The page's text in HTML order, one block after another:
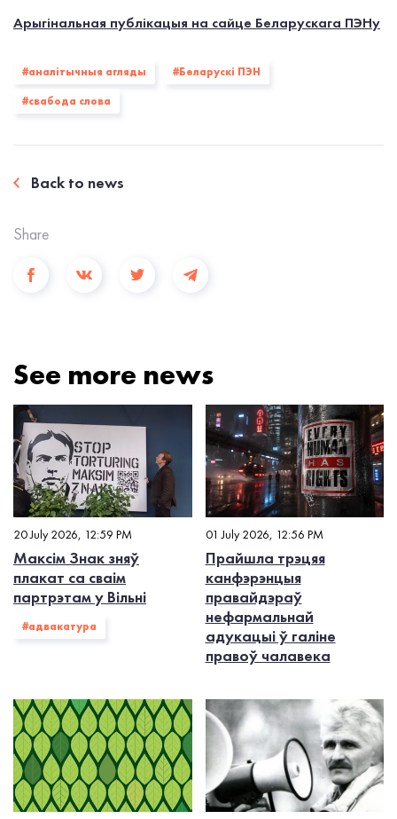
Арыгінальная публікацыя на сайце Беларускага ПЭНу
#аналітычныя агляды #Беларускі ПЭН
#свабода слова
Back to news
Share
See more news
20 July 2026, 12:59 PM
Максім Знак зняў
плакат са сваім
партрэтам у Вільні
#адвакатура
01 July 2026, 12:56 PM
Прайшла трэцяя
канфэрэнцыя
правайдэраў
нефармальнай
адукацыі ў галіне
правоў чалавека